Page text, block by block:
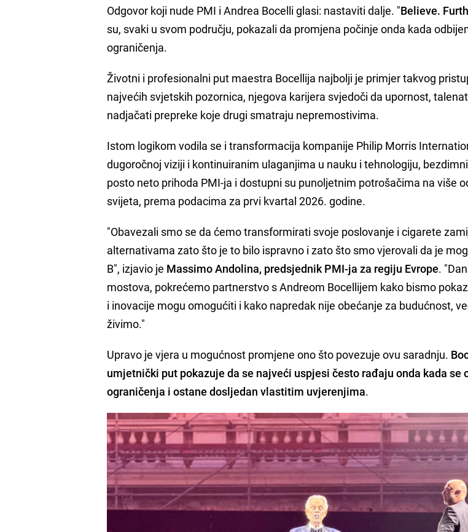
Odgovor koji nude PMI i Andrea Bocelli glasi: nastaviti dalje. "Believe.
su, svaki u svom području, pokazali da promjena počinje onda kada
ograničenja.
Životni i profesionalni put maestra Bocellija najbolji je primjer takvog
najvećih svjetskih pozornica, njegova karijera svjedoči da upornost,
nadjačati prepreke koje drugi smatraju nepremostivima.
Istom logikom vodila se i transformacija kompanije Philip Morris
dugoročnoj viziji i kontinuiranim ulaganjima u nauku i tehnologiju,
posto neto prihoda PMI-ja i dostupni su punoljetnim potrošačima na više
svijeta, prema podacima za prvi kvartal 2026. godine.
"Obavezali smo se da ćemo transformirati svoje poslovanje i cigarete
alternativama zato što je to bilo ispravno i zato što smo vjerovali da je
B", izjavio je Massimo Andolina, predsjednik PMI-ja za regiju Evrope.
mostova, pokrećemo partnerstvo s Andreom Bocellijem kako bismo
i inovacije mogu omogućiti i kako napredak nije obećanje za budućnost,
živimo."
Upravo je vjera u mogućnost promjene ono što povezuje ovu saradnju.
umjetnički put pokazuje da se najveći uspjesi često rađaju onda kada se
ograničenja i ostane dosljedan vlastitim uvjerenjima.